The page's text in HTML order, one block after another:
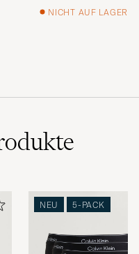
NICHT AUF LAGER
NEU 5-PACK